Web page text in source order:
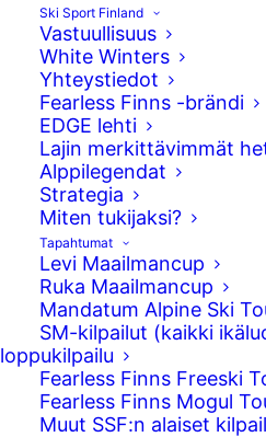
Ski Sport Finland
Vastuullisuus
White Winters
Yhteystiedot
Fearless Finns -brändi
EDGE lehti
Lajin merkittävimmät
Alppilegendat
Strategia
Miten tukijaksi?
Tapahtumat
Levi Maailmancup
Ruka Maailmancup
Mandatum Alpine Ski
SM-kilpailut (kaikki
loppukilpailu
Fearless Finns Freeski
Fearless Finns Mogul
Muut SSF:n alaiset
Salla isännöi jälleen
maailmancupia, jossa
eliitti mitteli arktisissa
äärimmäisistä
keräsi runsaasti yleisöä
tarjosivat näyttäviä
tiukkoja